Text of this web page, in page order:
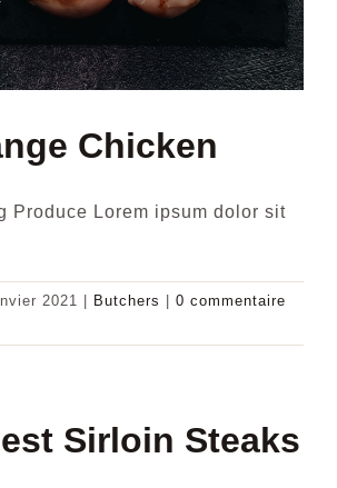
Chicken
Produce Lorem ipsum dolor sit
2021 Butchers
0 commentaire
Sirloin Steaks